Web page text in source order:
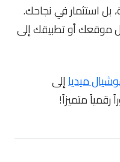
بل استثمار في نجاحك.
موقعك أو تطبيقك إلى
ميدياإلى
متميزاً!